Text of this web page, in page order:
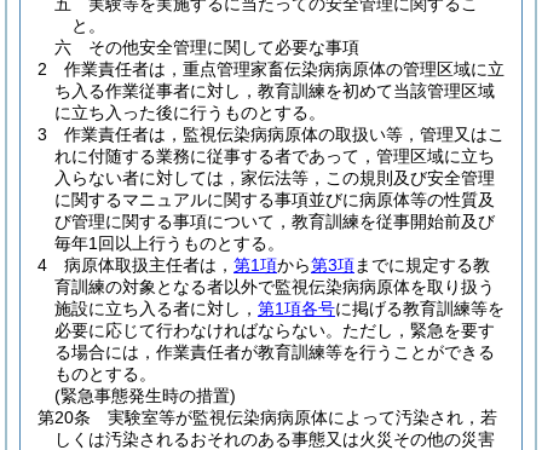
と。
六
その他安全管理に関して必要な事項
2
作業責任者は，重点管理家畜伝染病病原体の管理区域に立
ち入る作業従事者に対し，教育訓練を初めて当該管理区域
に立ち入った後に行うものとする。
3
作業責任者は，監視伝染病病原体の取扱い等，管理又はこ
れに付随する業務に従事する者であって，管理区域に立ち
入らない者に対しては，家伝法等，この規則及び安全管理
に関するマニュアルに関する事項並びに病原体等の性質及
び管理に関する事項について，教育訓練を従事開始前及び
毎年1回以上行うものとする。
4
病原体取扱主任者は， 第1項から第3項までに規定する教
育訓練の対象となる者以外で監視伝染病病原体を取り扱う
施設に立ち入る者に対し， 第1項各号に掲げる教育訓練等を
必要に応じて行わなければならない。 ただし，緊急を要す
る場合には，作業責任者が教育訓練等を行うことができる
ものとする。
(緊急事態発生時の措置)
第20条
実験室等が監視伝染病病原体によって汚染され，若
しくは汚染されるおそれのある事態又は火災その他の災害